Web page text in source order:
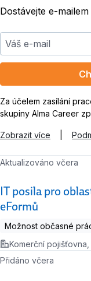
Dostávejte e-
Váš e-mail
Za účelem zasílání
skupiny Alma Career
Zobrazit více
IT posila pro
eFormů
Aktualizováno včera
Možnost občasné
Komerční pojišťovna,
Přidáno včera